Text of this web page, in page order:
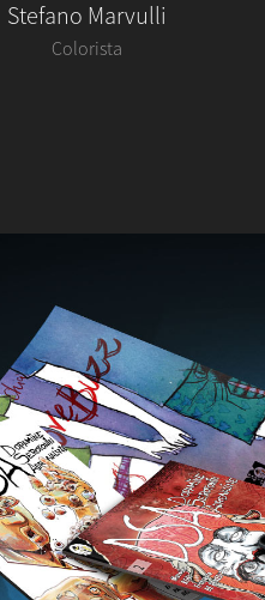
Stefano Marvulli
Colorista